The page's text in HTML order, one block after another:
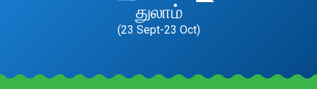
துலாம்
(23 Sept-23 Oct)